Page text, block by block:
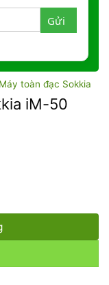
Máy toàn đạc Sokkia
iM-50
(iM-52, iM-55) số